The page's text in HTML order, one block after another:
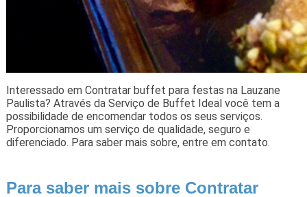
Interessado em Contratar buffet para festas na Lauzane
Paulista? Através da Serviço de Buffet Ideal você tem a
possibilidade de encomendar todos os seus serviços.
Proporcionamos um serviço de qualidade, seguro e
diferenciado. Para saber mais sobre, entre em contato.
Para saber mais sobre Contratar